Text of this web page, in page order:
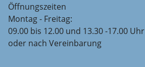
Öffnungszeiten
Montag - Freitag:
09.00 bis 12.00 und 13.30 -17.00 Uhr
oder nach Vereinbarung